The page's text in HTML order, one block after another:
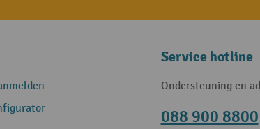
Service hotline
Ondersteuning en
088 900 8800